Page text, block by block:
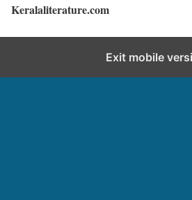
Keralaliterature.com
Exit mobile